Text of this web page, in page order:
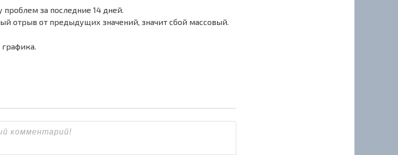
за последние 14 дней.
отрыв от предыдущих значений, значит сбой массовый.